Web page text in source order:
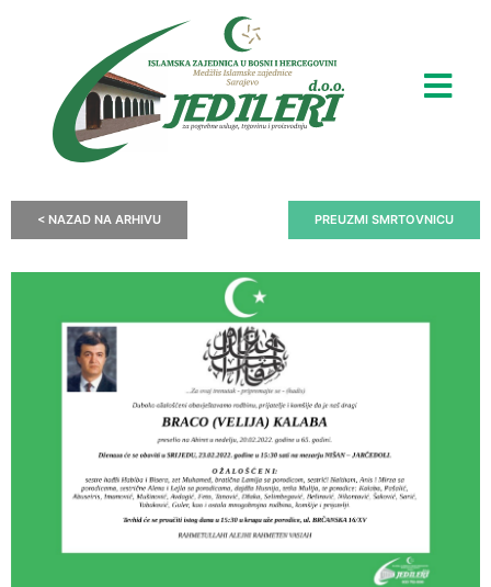
< NAZAD NA ARHIVU PREUZMI SMRTOVNICU